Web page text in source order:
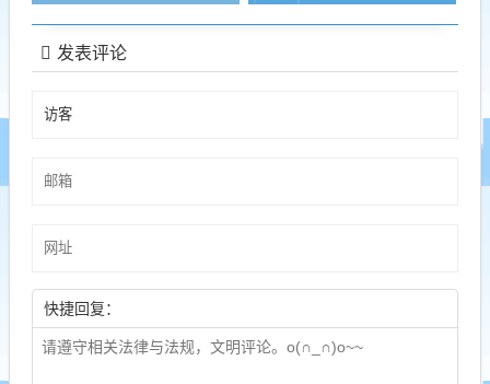
发表评论
快捷回复：